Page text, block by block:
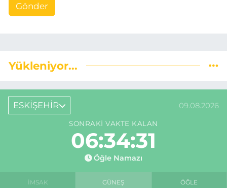
Gönder
Yükleniyor...
ESKİŞEHİR 09.08.2026
SONRAKI VAKTE KALAN
06:34:31
Öğle Namazı
İMSAK GÜNEŞ ÖĞLE